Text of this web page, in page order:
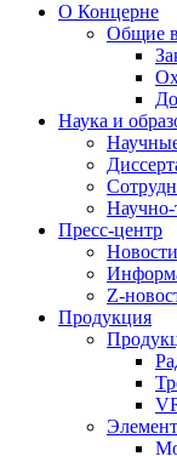
О Концерне
Общие
Наука и
Научно-
Пресс-центр
Новости
Z-
Продукция